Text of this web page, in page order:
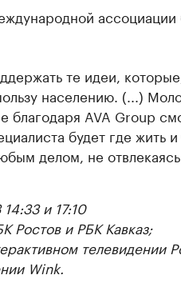
ассоциации
те идеи, которые,
населению. (...)
AVA Group
будет где жить и
делом, не
и 17:10
Ростов и РБК Кавказ;
телевидении
Wink.